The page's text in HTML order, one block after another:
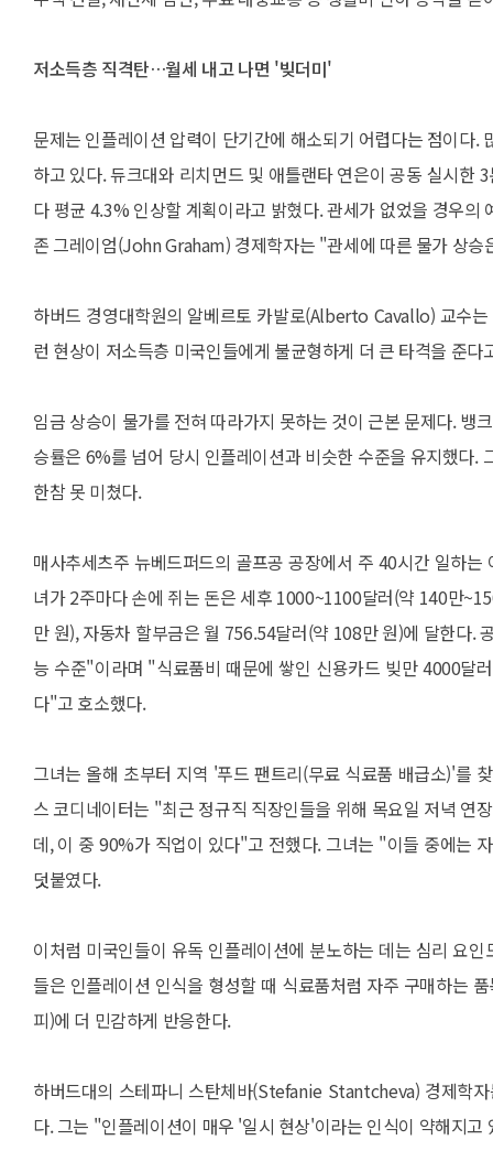
저소득층 직격탄…월세 내고 나면 '빚더미'
문제는 인플레이션 압력이 단기간에 해소되기 어렵다는 점이다
하고 있다. 듀크대와 리치먼드 및 애틀랜타 연은이 공동 실시한
다 평균 4.3% 인상할 계획이라고 밝혔다. 관세가 없었을 경우
존 그레이엄(John Graham) 경제학자는 "관세에 따른 물가 상
하버드 경영대학원의 알베르토 카발로(Alberto Cavallo) 교수
런 현상이 저소득층 미국인들에게 불균형하게 더 큰 타격을 준다
임금 상승이 물가를 전혀 따라가지 못하는 것이 근본 문제다.
승률은 6%를 넘어 당시 인플레이션과 비슷한 수준을 유지했다
한참 못 미쳤다.
매사추세츠주 뉴베드퍼드의 골프공 공장에서 주 40시간 일하
녀가 2주마다 손에 쥐는 돈은 세후 1000~1100달러(약 140만
만 원), 자동차 할부금은 월 756.54달러(약 108만 원)에 달한다.
능 수준"이라며 "식료품비 때문에 쌓인 신용카드 빚만 4000달
다"고 호소했다.
그녀는 올해 초부터 지역 '푸드 팬트리(무료 식료품 배급소)'를
스 코디네이터는 "최근 정규직 직장인들을 위해 목요일 저녁
데, 이 중 90%가 직업이 있다"고 전했다. 그녀는 "이들 중에는
덧붙였다.
이처럼 미국인들이 유독 인플레이션에 분노하는 데는 심리 요
들은 인플레이션 인식을 형성할 때 식료품처럼 자주 구매하는
피)에 더 민감하게 반응한다.
하버드대의 스테파니 스탄체바(Stefanie Stantcheva) 경제학
다. 그는 "인플레이션이 매우 '일시 현상'이라는 인식이 약해지고